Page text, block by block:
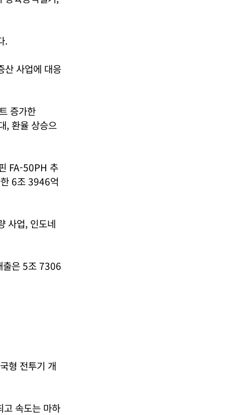
.
산 사업에 대응
증가한
, 환율 상승으
FA-50PH 추
6조 3946억
사업, 인도네
출은 5조 7306
형 전투기 개
고 속도는 마하